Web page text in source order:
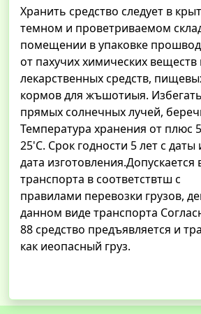
Хранить средство следует в
темном и проветриваемом
помещении в упаковке
от пахучих химических веществ
лекарственных средств,
кормов для жъшотиыя.
прямых солнечных лучей,
Температура хранения от плюс
25'С. Срок годности 5 лет с даты
дата
транспорта в соответствтш с
правилами перевозки грузов,
данном виде транспорта
88 средство предъявляется и
как иеопасный груз.